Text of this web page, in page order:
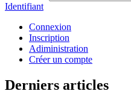
Identifiant
Connexion
Inscription
Adiministration
Créer un compte
Derniers articles